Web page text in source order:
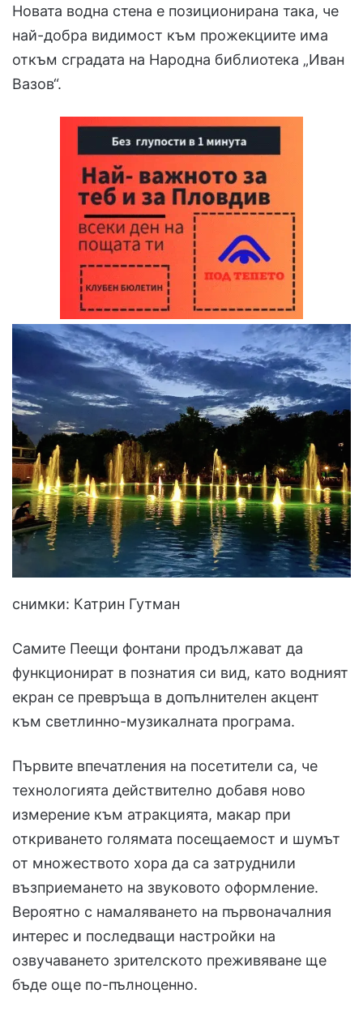
Новата водна стена е позиционирана така, че
най-добра видимост към прожекциите има
откъм сградата на Народна библиотека „Иван
Вазов“.
снимки: Катрин Гутман
Самите Пеещи фонтани продължават да
функционират в познатия си вид, като водният
екран се превръща в допълнителен акцент
към светлинно-музикалната програма.
Първите впечатления на посетители са, че
технологията действително добавя ново
измерение към атракцията, макар при
откриването голямата посещаемост и шумът
от множеството хора да са затруднили
възприемането на звуковото оформление.
Вероятно с намаляването на първоначалния
интерес и последващи настройки на
озвучаването зрителското преживяване ще
бъде още по-пълноценно.